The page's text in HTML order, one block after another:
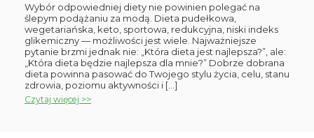
Wybór odpowiedniej diety nie powinien polegać na
ślepym podążaniu za modą. Dieta pudełkowa,
wegetariańska, keto, sportowa, redukcyjna, niski indeks
glikemiczny — możliwości jest wiele. Najważniejsze
pytanie brzmi jednak nie: „Która dieta jest najlepsza?”, ale:
„Która dieta będzie najlepsza dla mnie?” Dobrze dobrana
dieta powinna pasować do Twojego stylu życia, celu, stanu
zdrowia, poziomu aktywności i […]
Czytaj więcej >>